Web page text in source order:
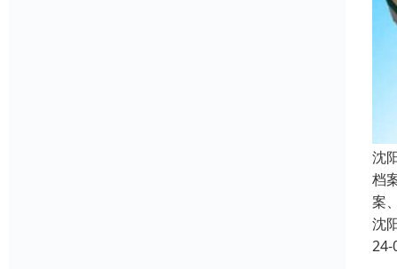
沈
档
案
沈
24-